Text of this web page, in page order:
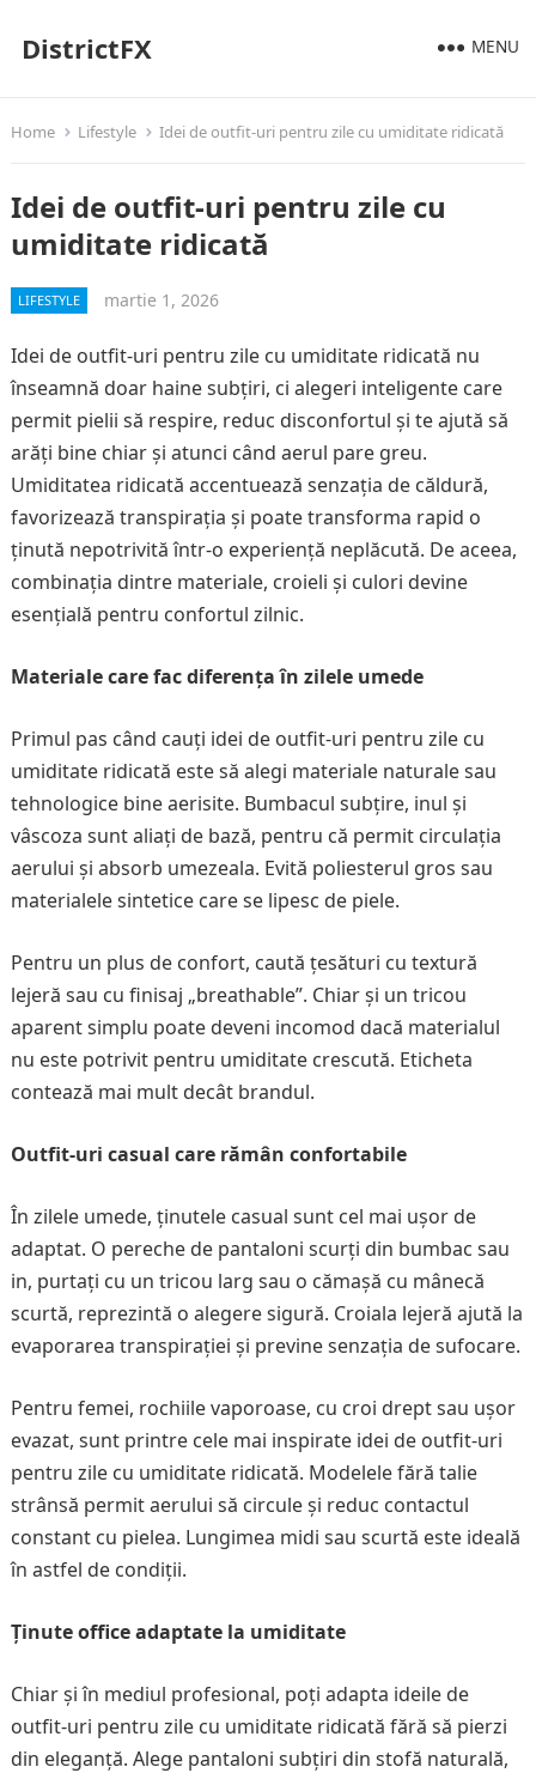
DistrictFX MENU
Home Lifestyle Idei de outfit-uri pentru zile cu umiditate ridicată
Idei de outfit-uri pentru zile cu
umiditate ridicată
LIFESTYLE martie 1, 2026
Idei de outfit-uri pentru zile cu umiditate ridicată nu
înseamnă doar haine subțiri, ci alegeri inteligente care
permit pielii să respire, reduc disconfortul și te ajută să
arăți bine chiar și atunci când aerul pare greu.
Umiditatea ridicată accentuează senzația de căldură,
favorizează transpirația și poate transforma rapid o
ținută nepotrivită într-o experiență neplăcută. De aceea,
combinația dintre materiale, croieli și culori devine
esențială pentru confortul zilnic.
Materiale care fac diferența în zilele umede
Primul pas când cauți idei de outfit-uri pentru zile cu
umiditate ridicată este să alegi materiale naturale sau
tehnologice bine aerisite. Bumbacul subțire, inul și
vâscoza sunt aliați de bază, pentru că permit circulația
aerului și absorb umezeala. Evită poliesterul gros sau
materialele sintetice care se lipesc de piele.
Pentru un plus de confort, caută țesături cu textură
lejeră sau cu finisaj „breathable”. Chiar și un tricou
aparent simplu poate deveni incomod dacă materialul
nu este potrivit pentru umiditate crescută. Eticheta
contează mai mult decât brandul.
Outfit-uri casual care rămân confortabile
În zilele umede, ținutele casual sunt cel mai ușor de
adaptat. O pereche de pantaloni scurți din bumbac sau
in, purtați cu un tricou larg sau o cămașă cu mânecă
scurtă, reprezintă o alegere sigură. Croiala lejeră ajută la
evaporarea transpirației și previne senzația de sufocare.
Pentru femei, rochiile vaporoase, cu croi drept sau ușor
evazat, sunt printre cele mai inspirate idei de outfit-uri
pentru zile cu umiditate ridicată. Modelele fără talie
strânsă permit aerului să circule și reduc contactul
constant cu pielea. Lungimea midi sau scurtă este ideală
în astfel de condiții.
Ținute office adaptate la umiditate
Chiar și în mediul profesional, poți adapta ideile de
outfit-uri pentru zile cu umiditate ridicată fără să pierzi
din eleganță. Alege pantaloni subțiri din stofă naturală,